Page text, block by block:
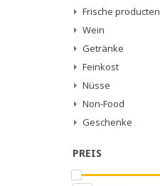
Frische producten
Wein
Getränke
Feinkost
Nüsse
Non-Food
Geschenke
PREIS